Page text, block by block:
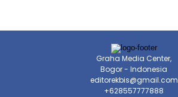
Graha Media Center,
Bogor - Indonesia
editorekbis@gmail.com
+628557777888